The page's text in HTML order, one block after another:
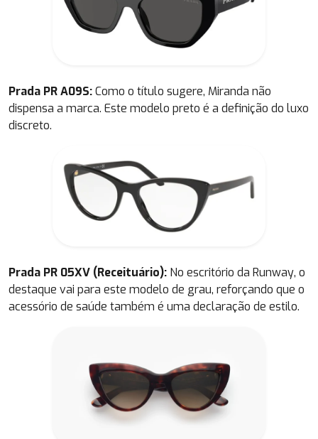
Prada PR A09S:Como o título sugere, Miranda não
dispensa a marca. Este modelo preto é a definição do luxo
discreto.
Prada PR 05XV (Receituário): No escritório da Runway, o
destaque vai para este modelo de grau, reforçando que o
acessório de saúde também é uma declaração de estilo.